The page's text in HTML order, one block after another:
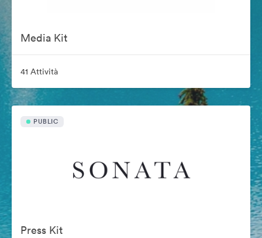
Media Kit
41 Attività
PUBLIC
Press Kit